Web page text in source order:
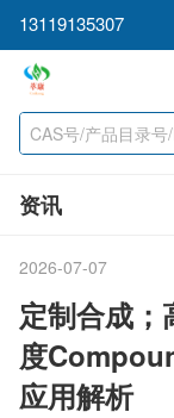
13119135307
资讯
2026-07-07
定制合成
度
应用解析